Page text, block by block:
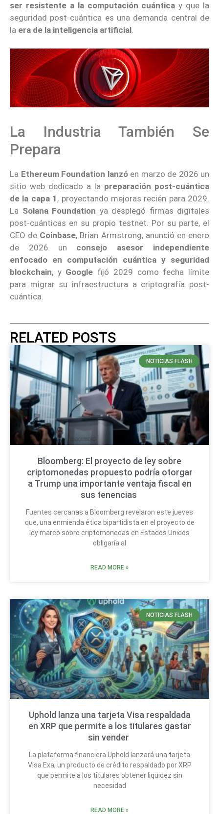
ser resistente a la computación cuántica y que la
seguridad post-cuántica es una demanda central de
la era de la inteligencia artificial
La Industria También Se
Prepara
La Ethereum Foundation lanzó en marzo de 2026 un
sitio web dedicado a la preparación post-cuántica
de la capa 1 , proyectando mejoras recién para 2029.
La Solana Foundation ya desplegó firmas digitales
post-cuánticas en su propio testnet. Por su parte, el
CEO de Coinbase, Brian Armstrong, anunció en enero
de 2026 un consejo asesor independiente
enfocado en computación cuántica y seguridad
blockchain, y Google fijó 2029 como fecha límite
para migrar su infraestructura a criptografía post-
cuántica.
RELATED POSTS
NOTICIAS FLASH
Bloomberg: El proyecto de ley sobre
criptomonedas propuesto podría otorgar
a Trump una importante ventaja fiscal en
sus tenencias
Fuentes cercanas a Bloomberg revelaron este jueves
que, una enmienda ética bipartidista en el proyecto de
ley marco sobre criptomonedas en Estados Unidos
obligaría al
READ MORE »
NOTICIAS FLASH
Uphold lanza una tarjeta Visa respaldada
en XRP que permite a los titulares gastar
sin vender
La plataforma financiera Uphold lanzará una tarjeta
Visa Exa, un producto de crédito respaldado por XRP
que permite a los titulares obtener liquidez sin
necesidad
READ MORE »